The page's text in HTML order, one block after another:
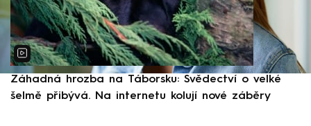
Záhadná hrozba na Táborsku: Svědectví o velké
šelmě přibývá. Na internetu kolují nové záběry